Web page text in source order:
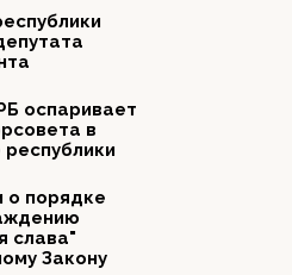
оспаривает
в
о порядке
слава"
Закону